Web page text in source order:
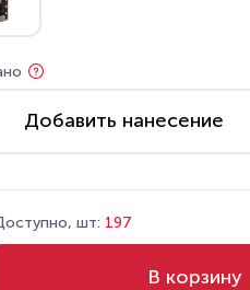
Добавить нанесение
шт: 197
В корзину